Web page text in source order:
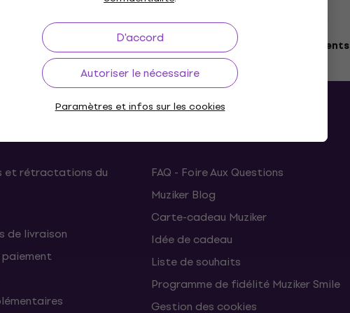
D'accord
Autoriser le nécessaire
Paramètres et infos sur les cookies
Livraison gratuite 3M+ de clients
et rétractations du
de livraison
FAQ - Foire Aux Questions
Muziker Blog
Carte-cadeau Muziker
Idée de cadeau
Liste de souhaits
Programme de fidélité Muziker Smile
Gestion des cookies